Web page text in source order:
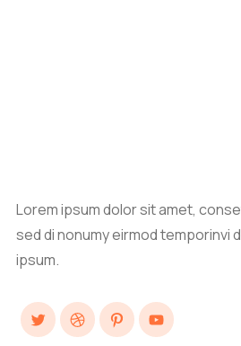
Lorem ipsum dolor sit amet,
sed di nonumy eirmod temporinvi
ipsum.
TwitterDribbblePinterestYouTube